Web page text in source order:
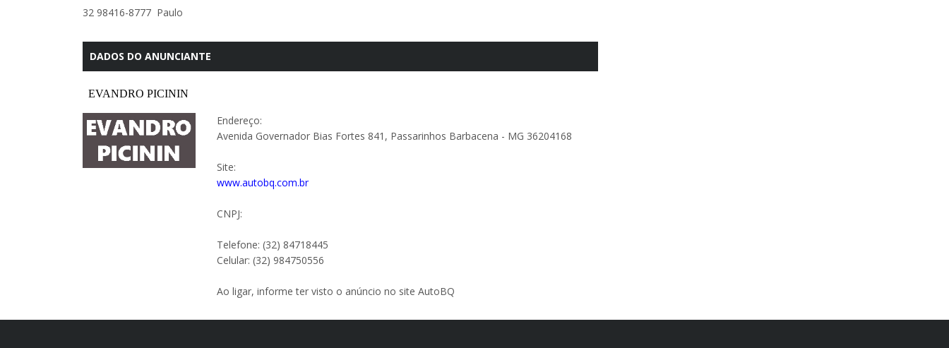
32 98416-8777 Paulo
DADOS DO ANUNCIANTE
Endereço:
Avenida Governador Bias Fortes 841, Passarinhos Barbacena - MG 36204168
Site:
www.autobq.com.br
CNPJ:
Telefone: (32) 84718445
Celular: (32) 984750556
Ao ligar, informe ter visto o anúncio no site AutoBQ